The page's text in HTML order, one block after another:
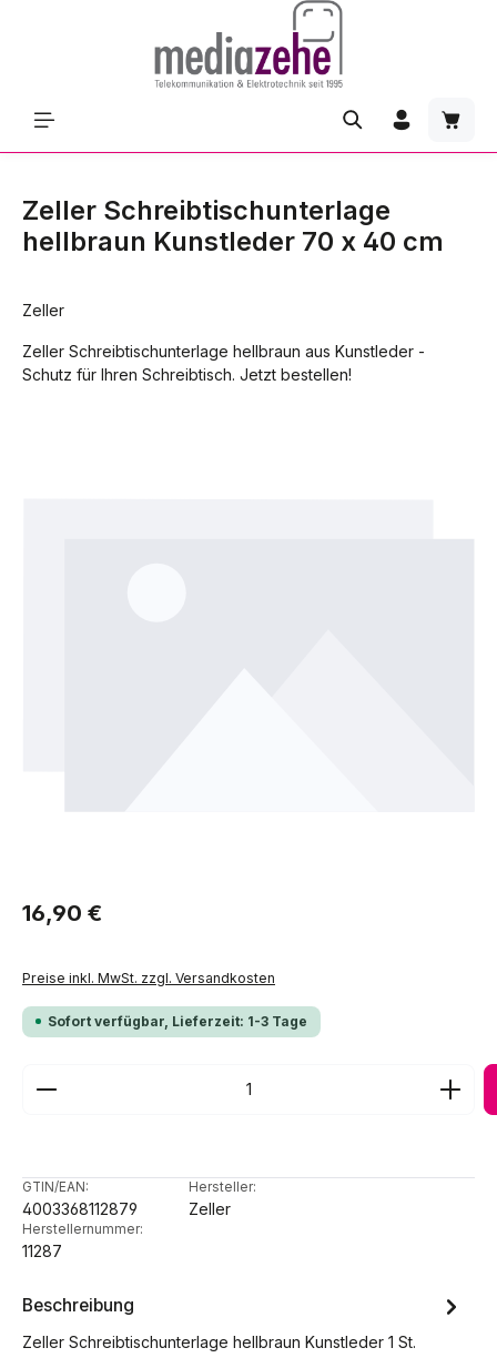
Zeller Schreibtischunterlage
hellbraun Kunstleder 70 x 40 cm
Zeller
Zeller Schreibtischunterlage hellbraun aus Kunstleder -
Schutz für Ihren Schreibtisch. Jetzt bestellen!
Regulärer Preis:
16,90 €
Preise inkl. MwSt. zzgl. Versandkosten
Sofort verfügbar, Lieferzeit: 1-3 Tage
Produkt Anzahl: Gib den gewünschten Wert ein
GTIN/EAN:
4003368112879
Hersteller:
Zeller
Herstellernummer:
11287
Beschreibung
Zeller Schreibtischunterlage hellbraun Kunstleder 1 St.